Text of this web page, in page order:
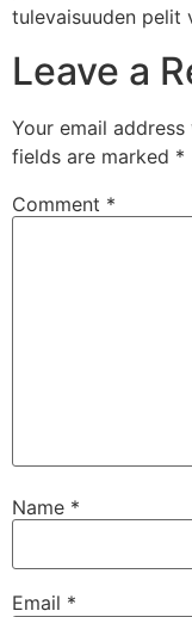
tulevaisuuden pelit
Leave a
Your email
fields are marked *
Comment *
Name *
Email *